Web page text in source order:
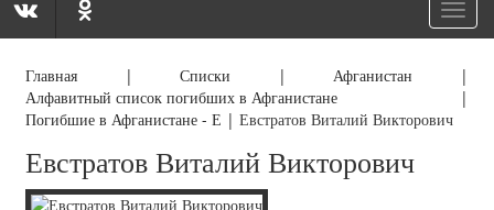
Главная |Списки | Афганистан |
Алфавитный список погибших в Афганистане |
Погибшие в Афганистане - Е |Евстратов Виталий Викторович
Евстратов Виталий Викторович